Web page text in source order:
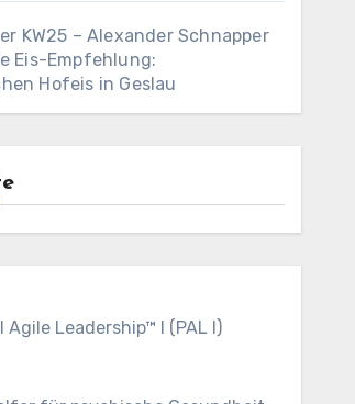
KW25 – Alexander Schnapper
Eis-Empfehlung:
Hofeis in Geslau
Agile Leadership™ I (PAL I)